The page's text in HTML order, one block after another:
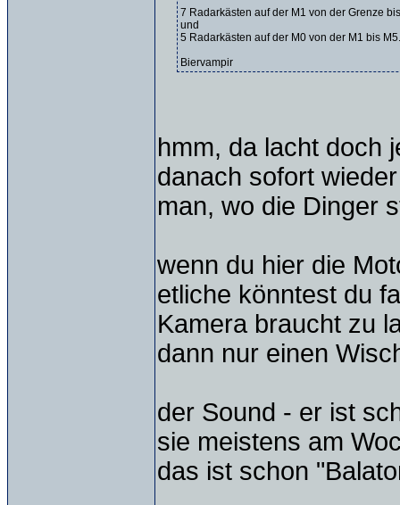
7 Radarkästen auf der M1 von der Grenze
und
5 Radarkästen auf der M0 von der M1 bis M5.
Biervampir
hmm, da lacht doch
danach sofort
man, wo die Dinger
wenn du hier die
etliche könntest du
Kamera braucht zu
dann nur einen
der Sound - er ist
sie meistens am
das ist schon